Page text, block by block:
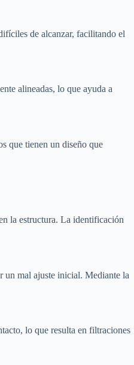
de alcanzar, facilitando el
alineadas, lo que ayuda a
que tienen un diseño que
la estructura. La identificación
un mal ajuste inicial. Mediante la
lo que resulta en filtraciones